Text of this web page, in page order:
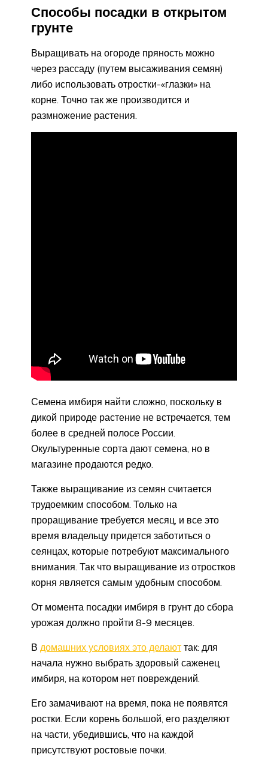
Способы посадки в открытом
грунте
Выращивать на огороде пряность можно
через рассаду (путем высаживания семян)
либо использовать отростки-«глазки» на
корне. Точно так же производится и
размножение растения.
Семена имбиря найти сложно, поскольку в
дикой природе растение не встречается, тем
более в средней полосе России.
Окультуренные сорта дают семена, но в
магазине продаются редко.
Также выращивание из семян считается
трудоемким способом. Только на
проращивание требуется месяц, и все это
время владельцу придется заботиться о
сеянцах, которые потребуют максимального
внимания. Так что выращивание из отростков
корня является самым удобным способом.
От момента посадки имбиря в грунт до сбора
урожая должно пройти 8-9 месяцев.
В домашних условиях это делают так: для
начала нужно выбрать здоровый саженец
имбиря, на котором нет повреждений.
Его замачивают на время, пока не появятся
ростки. Если корень большой, его разделяют
на части, убедившись, что на каждой
присутствуют ростовые почки.